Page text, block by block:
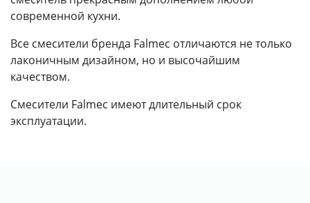
современной кухни.
Все смесители бренда Falmec отличаются не только
лаконичным дизайном, но и высочайшим
качеством.
Смесители Falmec имеют длительный срок
эксплуатации.